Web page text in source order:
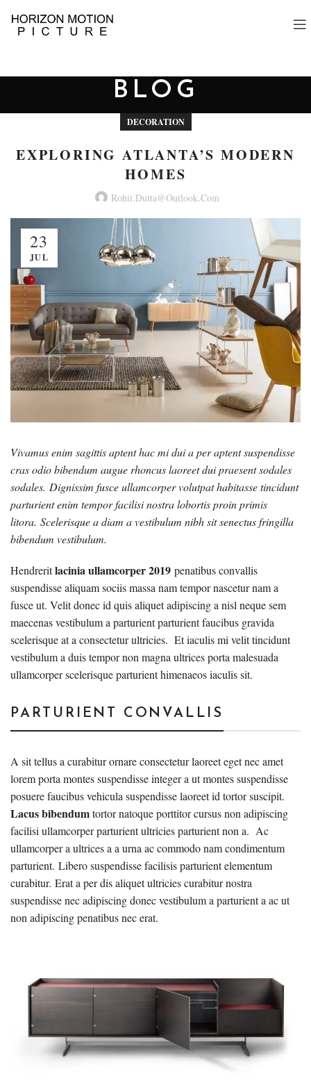
BLOG
DECORATION
EXPLORING ATLANTA’S MODERN
HOMES
Rohit.dutta@outlook.com
23
JUL
Vivamus enim sagittis aptent hac mi dui a per aptent suspendisse
cras odio bibendum augue rhoncus laoreet dui praesent sodales
sodales. Dignissim fusce ullamcorper volutpat habitasse tincidunt
parturient enim tempor facilisi nostra lobortis proin primis
litora. Scelerisque a diam a vestibulum nibh sit senectus fringilla
bibendum vestibulum.
Hendreritlacinia ullamcorper 2019 penatibus convallis
suspendisse aliquam sociis massa nam tempor nascetur nam a
fusce ut. Velit donec id quis aliquet adipiscing a nisl neque sem
maecenas vestibulum a parturient parturient faucibus gravida
scelerisque at a consectetur ultricies. Et iaculis mi velit tincidunt
vestibulum a duis tempor non magna ultrices porta malesuada
ullamcorper scelerisque parturient himenaeos iaculis sit.
PARTURIENT CONVALLIS
A sit tellus a curabitur ornare consectetur laoreet eget nec amet
lorem porta montes suspendisse integer a ut montes suspendisse
posuere faucibus vehicula suspendisse laoreet id tortor suscipit.
Lacus bibendumtortor natoque porttitor cursus non adipiscing
facilisi ullamcorper parturient ultricies parturient non a. Ac
ullamcorper a ultrices a a urna ac commodo nam condimentum
parturient. Libero suspendisse facilisis parturient elementum
curabitur. Erat a per dis aliquet ultricies curabitur nostra
suspendisse nec adipiscing donec vestibulum a parturient a ac ut
non adipiscing penatibus nec erat.